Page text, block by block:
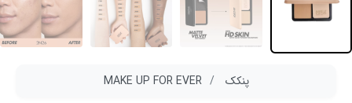
پنکک MAKE UP FOR EVER